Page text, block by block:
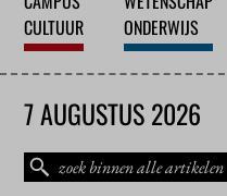
CULTUUR
ONDERWIJS
7 AUGUSTUS 2026